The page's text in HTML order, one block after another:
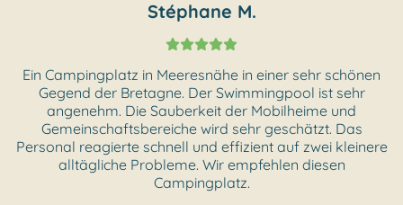
Stéphane M.
Ein Campingplatz in Meeresnähe in einer sehr schönen
Gegend der Bretagne. Der Swimmingpool ist sehr
angenehm. Die Sauberkeit der Mobilheime und
Gemeinschaftsbereiche wird sehr geschätzt. Das
Personal reagierte schnell und effizient auf zwei kleinere
alltägliche Probleme. Wir empfehlen diesen
Campingplatz.